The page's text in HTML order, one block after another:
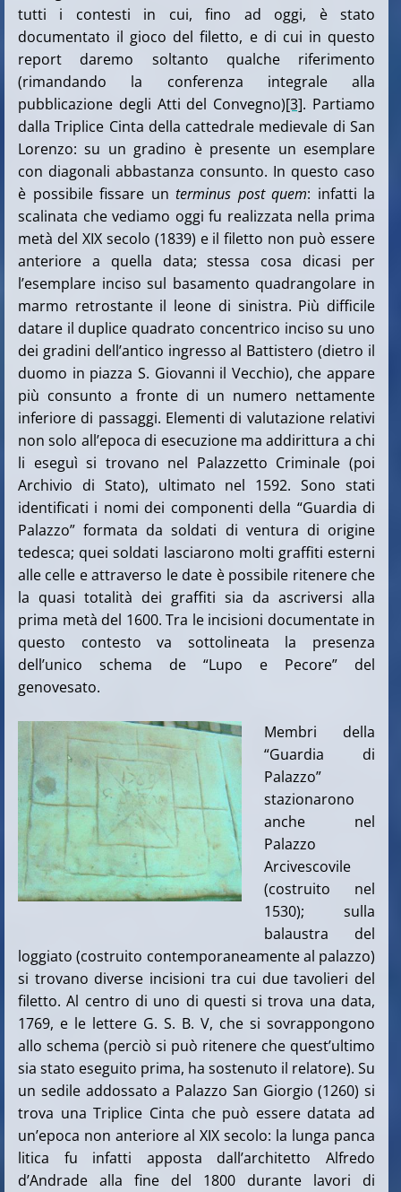
tutti i contesti in cui, fino ad oggi, è stato
documentato il gioco del filetto, e di cui in questo
report daremo soltanto qualche riferimento
(rimandando la conferenza integrale alla
pubblicazione degli Atti del Convegno)[3]. Partiamo
dalla Triplice Cinta della cattedrale medievale di San
Lorenzo: su un gradino è presente un esemplare
con diagonali abbastanza consunto. In questo caso
è possibile fissare unterminus post quem: infatti la
scalinata che vediamo oggi fu realizzata nella prima
metà del XIX secolo (1839) e il filetto non può essere
anteriore a quella data; stessa cosa dicasi per
l’esemplare inciso sul basamento quadrangolare in
marmo retrostante il leone di sinistra. Più difficile
datare il duplice quadrato concentrico inciso su uno
dei gradini dell’antico ingresso al Battistero (dietro il
duomo in piazza S. Giovanni il Vecchio), che appare
più consunto a fronte di un numero nettamente
inferiore di passaggi. Elementi di valutazione relativi
non solo all’epoca di esecuzione ma addirittura a chi
li eseguì si trovano nel Palazzetto Criminale (poi
Archivio di Stato), ultimato nel 1592. Sono stati
identificati i nomi dei componenti della “Guardia di
Palazzo” formata da soldati di ventura di origine
tedesca; quei soldati lasciarono molti graffiti esterni
alle celle e attraverso le date è possibile ritenere che
la quasi totalità dei graffiti sia da ascriversi alla
prima metà del 1600. Tra le incisioni documentate in
questo contesto va sottolineata la presenza
dell’unico schema de “Lupo e Pecore” del
genovesato.
Membri della
“Guardia di
Palazzo”
stazionarono
anche nel
Palazzo
Arcivescovile
(costruito nel
1530); sulla
balaustra del
loggiato (costruito contemporaneamente al palazzo)
si trovano diverse incisioni tra cui due tavolieri del
filetto. Al centro di uno di questi si trova una data,
1769, e le lettere G. S. B. V, che si sovrappongono
allo schema (perciò si può ritenere che quest’ultimo
sia stato eseguito prima, ha sostenuto il relatore). Su
un sedile addossato a Palazzo San Giorgio (1260) si
trova una Triplice Cinta che può essere datata ad
un’epoca non anteriore al XIX secolo: la lunga panca
litica fu infatti apposta dall’architetto Alfredo
d’Andrade alla fine del 1800 durante lavori di